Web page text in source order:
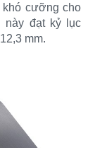
khó cưỡng cho
này đạt kỷ lục
mm.